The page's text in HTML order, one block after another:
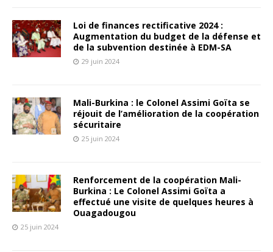
Loi de finances rectificative 2024 :
Augmentation du budget de la défense et
de la subvention destinée à EDM-SA
29 juin 2024
Mali-Burkina : le Colonel Assimi Goïta se
réjouit de l’amélioration de la coopération
sécuritaire
25 juin 2024
Renforcement de la coopération Mali-
Burkina : Le Colonel Assimi Goïta a
effectué une visite de quelques heures à
Ouagadougou
25 juin 2024